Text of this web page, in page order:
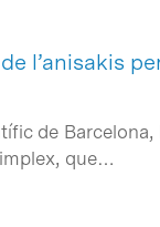
l’anisakis
de
que…